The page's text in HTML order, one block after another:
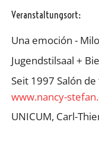
Veranstaltungsort:
Una emoción -
Jugendstilsaal +
Seit 1997 Salón
www.nancy-
UNICUM, Carl-